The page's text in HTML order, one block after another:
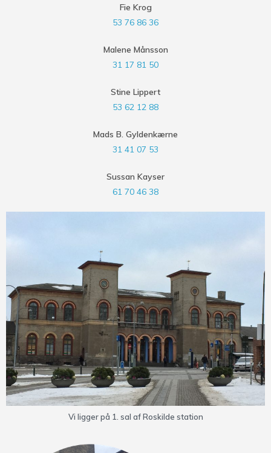
Fie Krog
53 76 86 36
Malene Månsson
31 17 81 50
Stine Lippert
53 62 12 88
Mads B. Gyldenkærne
31 41 07 53
Sussan Kayser
61 70 46 38
Vi ligger på 1. sal af Roskilde station